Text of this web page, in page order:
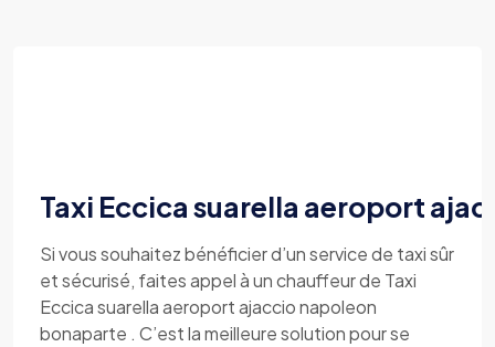
Taxi Eccica suarella aeroport
Si vous souhaitez bénéficier d’un service de taxi sûr
et sécurisé, faites appel à un chauffeur de Taxi
Eccica suarella aeroport ajaccio napoleon
bonaparte . C’est la meilleure solution pour se